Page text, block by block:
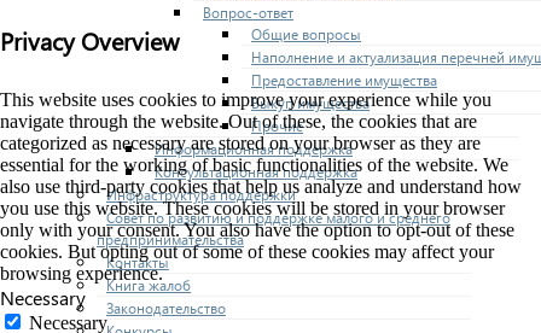
Вопрос-ответ
Общие вопросы
Наполнение и актуализация перечней
Предоставление имущества
Выкуп имущества
Прочие
Информационная поддержка
Консультационная поддержка
Инфраструктура поддержки
Совет по развитию и поддержке малого и среднего
предпринимательства
Контакты
Книга жалоб
Законодательство
Privacy Overview
This website uses cookies to improve your experience while you
navigate through the website. Out of these, the cookies that are
categorized as necessary are stored on your browser as they are
essential for the working of basic functionalities of the website. We
also use third-party cookies that help us analyze and understand how
you use this website. These cookies will be stored in your browser
only with your consent. You also have the option to opt-out of these
cookies. But opting out of some of these cookies may affect your
browsing experience.
Necessary
Necessary